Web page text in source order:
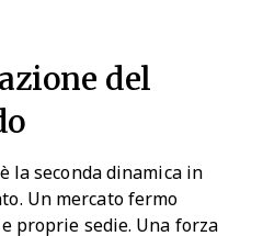
del
la seconda dinamica in
Un mercato fermo
proprie sedie. Una forza